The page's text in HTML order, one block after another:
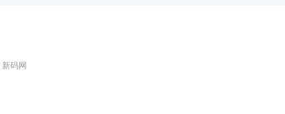
新码网